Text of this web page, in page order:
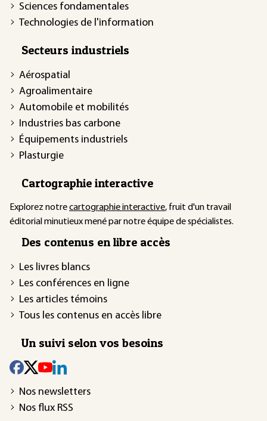
Sciences fondamentales
Technologies de l'information
Secteurs industriels
Aérospatial
Agroalimentaire
Automobile et mobilités
Industries bas carbone
Équipements industriels
Plasturgie
Cartographie interactive
Explorez notrecartographie interactive, fruit d'un travail
éditorial minutieux mené par notre équipe de spécialistes.
Des contenus en libre accès
Les livres blancs
Les conférences en ligne
Les articles témoins
Tous les contenus en accès libre
Un suivi selon vos besoins
Nos newsletters
Nos flux RSS